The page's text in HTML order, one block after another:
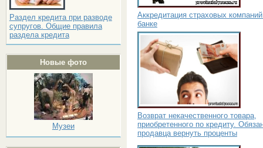
Раздел кредита при разводе
супругов. Общие правила
раздела кредита
Новые фото
Музеи
Аккредитация страховых
банке
Возврат некачественного товара,
приобретенного по кредиту.
продавца вернуть проценты